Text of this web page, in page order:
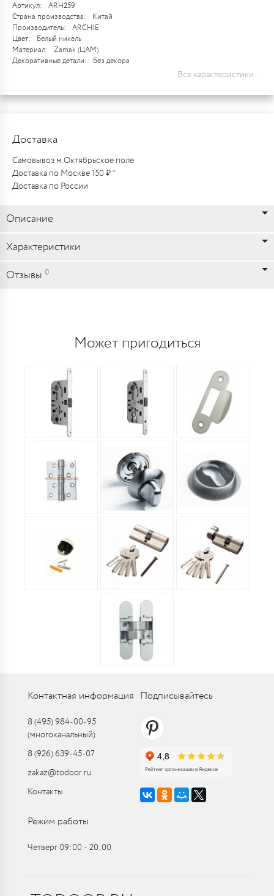
Артикул:
ARH259
Страна производства:
Китай
Производитель:
ARCHIE
Цвет:
Белый никель
Материал:
Zamak (ЦАМ)
Декоративные детали:
Без декора
Все характеристики...
Доставка
Самовывоз м.Октябрьское поле
Доставка по Москве 150 ₽ *
Доставка по России
Описание
Характеристики
Отзывы 0
Может пригодиться
Контактная информация
8 (495) 984-00-95
(многоканальный)
8 (926) 639-45-07
zakaz@todoor.ru
Контакты
Подписывайтесь
Режим работы
Четверг 09:00 ‑ 20:00